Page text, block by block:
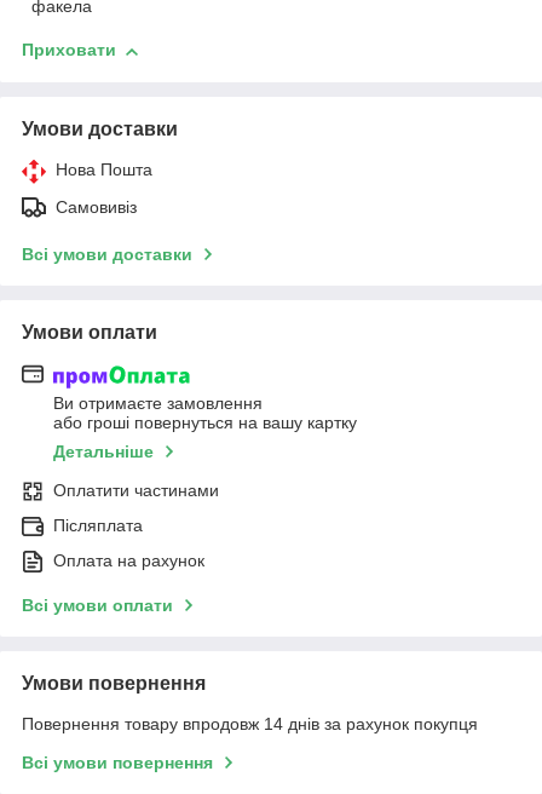
факела
Приховати
Умови доставки
Нова Пошта
Самовивіз
Всі умови доставки
Умови оплати
Ви отримаєте замовлення
або гроші повернуться на вашу картку
Детальніше
Оплатити частинами
Післяплата
Оплата на рахунок
Всі умови оплати
Умови повернення
Повернення товару впродовж 14 днів за рахунок покупця
Всі умови повернення